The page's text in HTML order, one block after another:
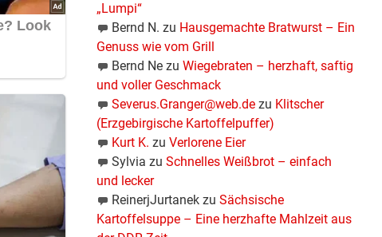
„Lumpi“
Bernd N. zu Hausgemachte Bratwurst – Ein
Genuss wie vom Grill
Bernd Nezu Wiegebraten – herzhaft, saftig
und voller Geschmack
Severus.Granger@web.dezu Klitscher
(Erzgebirgische Kartoffelpuffer)
Kurt K. zu Verlorene Eier
Sylvia zu Schnelles Weißbrot – einfach
und lecker
ReinerjJurtanekzu Sächsische
Kartoffelsuppe – Eine herzhafte Mahlzeit aus